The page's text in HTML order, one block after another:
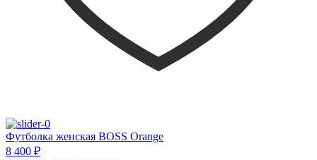
Футболка женская BOSS Orange
8 400 ₽